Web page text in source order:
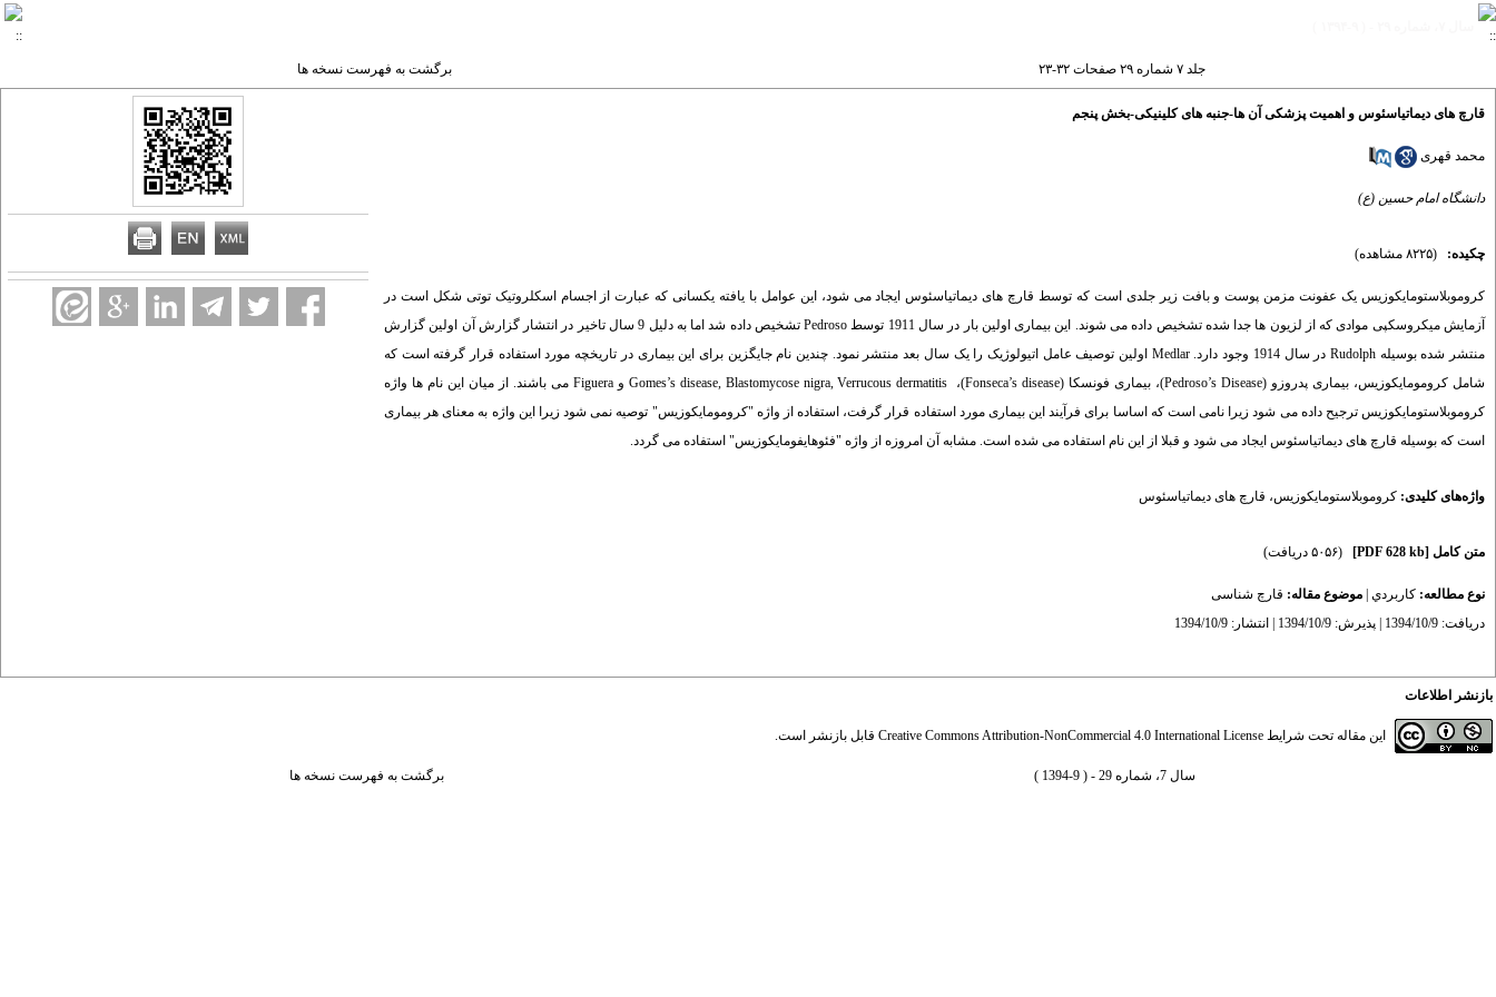
جلد ۷ شماره ۲۹ صفحات ۳۲-۲۳ برگشت به فهرست نسخه ها
قارچ های دیماتیاسئوس و اهمیت پزشکی آن ها-جنبه های کلینیکی-بخش پنجم
محمد قهری
دانشگاه امام حسین (ع)
چکیده: (۸۲۲۵ مشاهده)
کروموبلاستومایکوزیس یک عفونت مزمن پوست و بافت زیر جلدی است که توسط قارچ های دیماتیاسئوس ایجاد می شود، این عوامل با یافته یکسانی که عبارت از اجسام اسکلروتیک توتی شکل است در
آزمایش میکروسکپی موادی که از لزیون ها جدا شده تشخیص داده می شوند. این بیماری اولین بار در سال 1911 توسط
Pedroso
تشخیص داده شد اما به دلیل 9 سال تاخیر در انتشار گزارش آن اولین گزارش
منتشر شده بوسیلهRudolph در سال 1914 وجود دارد. Medlar اولین توصیف عامل اتیولوژیک را یک سال بعد منتشر نمود. چندین نام جایگزین برای این بیماری در تاریخچه مورد استفاده قرار گرفته است که
شامل کرومومایکوزیس، بیماری پدروزو (Pedroso’s Disease)، بیماری فونسکا (Fonseca’s disease)، Gomes’s disease, Blastomycose nigra, Verrucous dermatitis وFiguera می باشند. از میان این نام ها واژه
کروموبلاستومایکوزیس ترجیح داده می شود زیرا نامی است که اساسا برای فرآیند این بیماری مورد استفاده قرار گرفت، استفاده از واژه "کرومومایکوزیس" توصیه نمی شود زیرا این واژه به معنای هر بیماری
است که بوسیله قارچ های دیماتیاسئوس ایجاد می شود و قبلا از این نام استفاده می شده است. مشابه آن امروزه از واژه "فئوهایفومایکوزیس" استفاده می گردد.
واژه‌های کلیدی: کروموبلاستومایکوزیس، قارچ های دیماتیاسئوس
متن کامل [PDF 628 kb] (۵۰۵۶ دریافت)
نوع مطالعه: كاربردي موضوع مقاله: قارچ شناسی
دریافت: 1394/10/9 | پذیرش: 1394/10/9 | انتشار: 1394/10/9
بازنشر اطلاعات
این مقاله تحت شرایط Creative Commons Attribution-NonCommercial 4.0 International License قابل بازنشر است.
سال 7، شماره 29 - ( 9-1394 ) برگشت به فهرست نسخه ها